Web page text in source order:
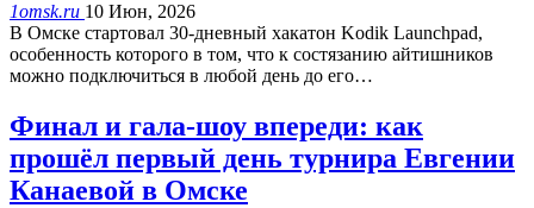
1omsk.ru 10 Июн, 2026
В Омске стартовал 30-дневный хакатон Kodik Launchpad,
особенность которого в том, что к состязанию айтишников
можно подключиться в любой день до его…
Финал и гала-шоу впереди: как
прошёл первый день турнира Евгении
Канаевой в Омске